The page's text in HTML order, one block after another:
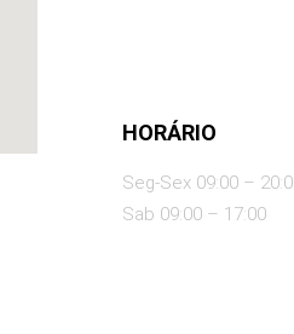
HORÁRIO
Seg-Sex 09:00 –
Sab 09:00 – 17:00